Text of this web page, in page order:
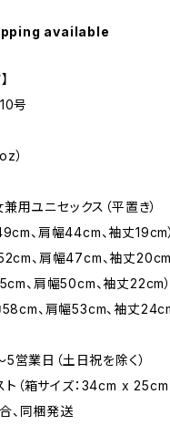
available
号
）
用ユニセックス（平置き）
、肩幅44cm、袖丈19cm）
、肩幅47cm、袖丈20cm
、肩幅50cm、袖丈22cm）
、肩幅53cm、袖丈24cm
5営業日（土日祝を除く）
ト（箱サイズ：34cm x 25cm
、同梱発送